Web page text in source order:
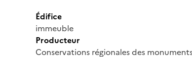
Édifice
immeuble
Producteur
Conservations régionales des